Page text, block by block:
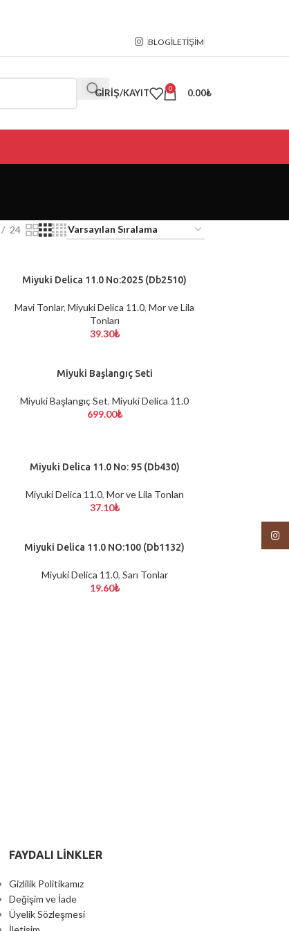
BLOGİLETIŞIM
GIRIŞ/KAYIT 0 0.00₺
24
SEPETE EKLE
Miyuki Delica 11.0 No:2025 (Db2510)
Mavi Tonlar,Miyuki Delica 11.0,Mor ve Lila
Tonları
39.30₺
SEPETE EKLEMiyuki Başlangıç Seti
Miyuki Başlangıç Set,Miyuki Delica 11.0
699.00₺
SEPETE EKLE
Miyuki Delica 11.0 No: 95 (Db430)
Miyuki Delica 11.0, Mor ve Lila Tonları
37.10₺
SEPETE EKLE
Miyuki Delica 11.0 NO:100 (Db1132)
Miyuki Delica 11.0, Sarı Tonlar
19.60₺
FAYDALI LİNKLER
Gizlilik Politikamız
Değişim ve İade
Üyelik Sözleşmesi